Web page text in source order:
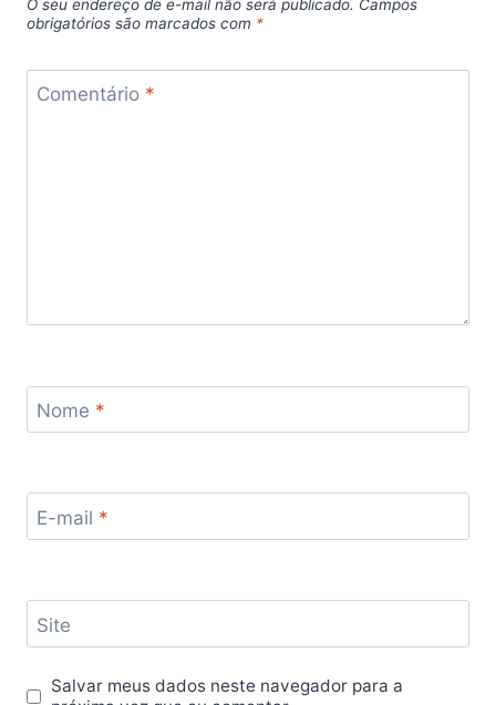
O seu endereço de e-mail não será publicado. Campos
obrigatórios são marcados com *
Comentário *
Nome *
E-mail *
Site
Salvar meus dados neste navegador para a